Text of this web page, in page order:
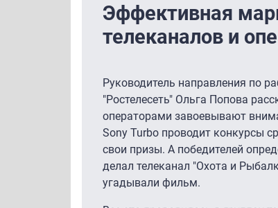
Эффективная
телеканалов и
Руководитель направления по
"Ростелесеть" Ольга Попова
операторами завоевывают
Sony Turbo проводит конкурсы
свои призы. А победителей
делал телеканал "Охота и
угадывали фильм.